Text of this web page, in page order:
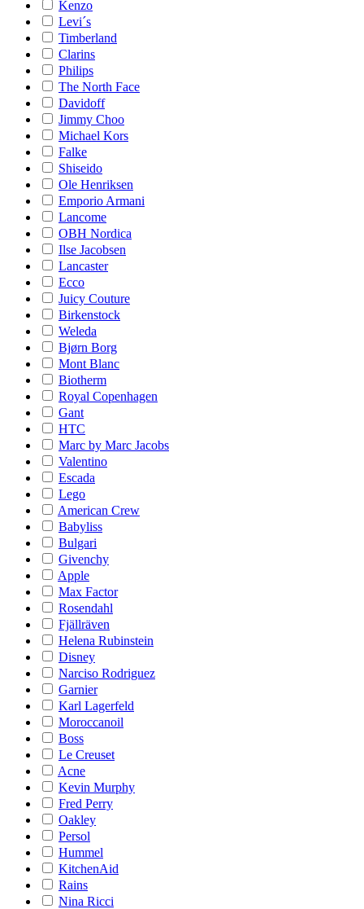
Kenzo
Levi´s
Timberland
Clarins
Philips
The North Face
Davidoff
Jimmy Choo
Michael Kors
Falke
Shiseido
Ole Henriksen
Emporio Armani
Lancome
OBH Nordica
Ilse Jacobsen
Lancaster
Ecco
Juicy Couture
Birkenstock
Weleda
Bjørn Borg
Mont Blanc
Biotherm
Royal Copenhagen
Gant
HTC
Marc by Marc Jacobs
Valentino
Escada
Lego
American Crew
Babyliss
Bulgari
Givenchy
Apple
Max Factor
Rosendahl
Fjällräven
Helena Rubinstein
Disney
Narciso Rodriguez
Garnier
Karl Lagerfeld
Moroccanoil
Boss
Le Creuset
Acne
Kevin Murphy
Fred Perry
Oakley
Persol
Hummel
KitchenAid
Rains
Nina Ricci